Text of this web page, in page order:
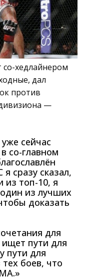
хедлайнером
дал
против
—
сейчас
со-главном
сразу сказал,
из топ-10, я
из лучших
доказать
для
пути для
пути для
боев, что